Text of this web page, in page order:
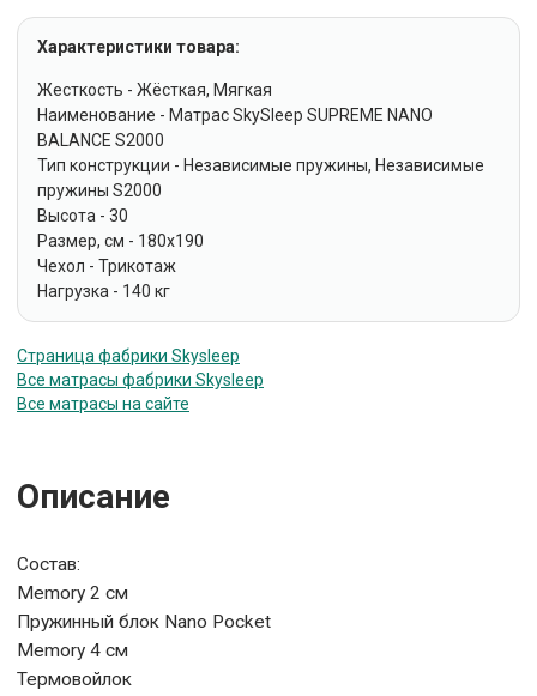
Характеристики товара:
Жесткость - Жёсткая, Мягкая
Наименование - Матрас SkySleep SUPREME NANO
BALANCE S2000
Тип конструкции - Независимые пружины, Независимые
пружины S2000
Высота - 30
Размер, см - 180x190
Чехол - Трикотаж
Нагрузка - 140 кг
Страница фабрики Skysleep
Все матрасы фабрики Skysleep
Все матрасы на сайте
Описание
Состав:
Memory 2 см
Пружинный блок Nano Pocket
Memory 4 см
Термовойлок